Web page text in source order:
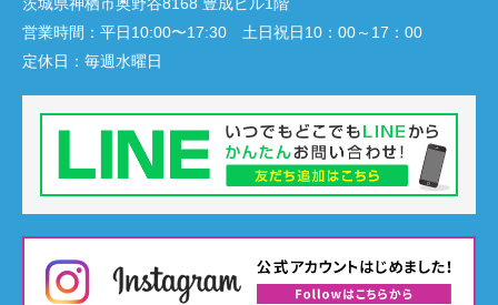
営業時間： 平日10:00〜17:30 土日祝日10：00～17：00
定休日： 毎週水曜日